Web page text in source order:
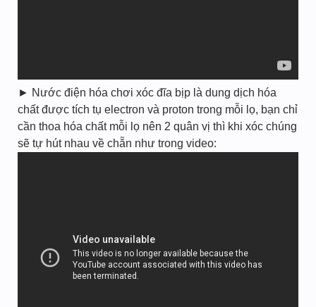
► Nước điện hóa chơi xóc đĩa bịp là dung dịch hóa
chất được tích tụ electron và proton trong mỗi lọ, bạn chỉ
cần thoa hóa chất mỗi lọ nên 2 quân vị thì khi xóc chúng
sẽ tự hút nhau về chẵn như trong video: